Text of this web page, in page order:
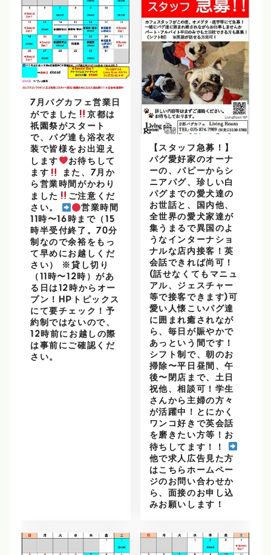
7月パグカフェ営業日
がでました
京都は
祇園祭がスタート
で、パグ達も浴衣衣
装で皆様をお出迎え
します
お待ちして
ます
また、7月か
ら営業時間がかわり
ました
ご注意くだ
さい。
営業時間
11時〜16時まで（15
時半受付終了。70分
制なので余裕をもっ
て早めにお越しくだ
さい） ※貸し切り
（11時〜12時）があ
る日は12時からオー
プン！HPトピックス
にて要チェック！予
約制ではないので、
12時前にお越しの際
は事前にご確認くだ
さい。
【スタッフ急募！】
パグ愛好家のオーナ
ーの、パピーからシ
ニアパグ、珍しい白
パグまでの愛犬達の
お世話と、国内他、
全世界の愛犬家達が
集うまるで異国のよ
うなインターナショ
ナルな店内接客！英
会話できれば尚可！
(話せなくてもマニュ
アル、ジェスチャー
等で接客できます)可
愛い人懐こいパグ達
に囲まれ癒されなが
ら、毎日が賑やかで
あっという間です！
シフト制で、朝のお
掃除〜平日昼間、午
後〜閉店まで、土日
祝他、相談可！学生
さんから主婦の方々
が活躍中！とにかく
ワンコ好きで英会話
を磨きたい方等！お
待ちしてます！！
他で求人広告見た方
はこちらホームペー
ジのお問い合わせか
ら、面接のお申し込
みお願いします！